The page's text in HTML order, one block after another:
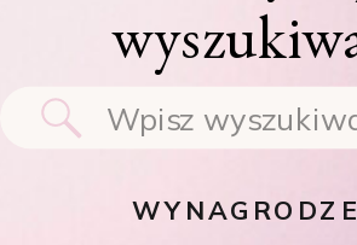
Search
for: